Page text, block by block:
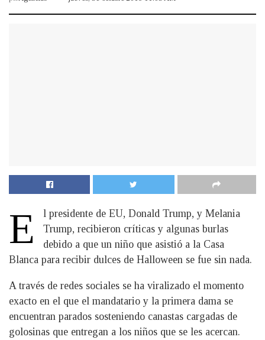
E
l presidente de EU, Donald Trump, y Melania
Trump, recibieron críticas y algunas burlas
debido a que un niño que asistió a la Casa
Blanca para recibir dulces de Halloween se fue sin nada.
A través de redes sociales se ha viralizado el momento
exacto en el que el mandatario y la primera dama se
encuentran parados sosteniendo canastas cargadas de
golosinas que entregan a los niños que se les acercan.